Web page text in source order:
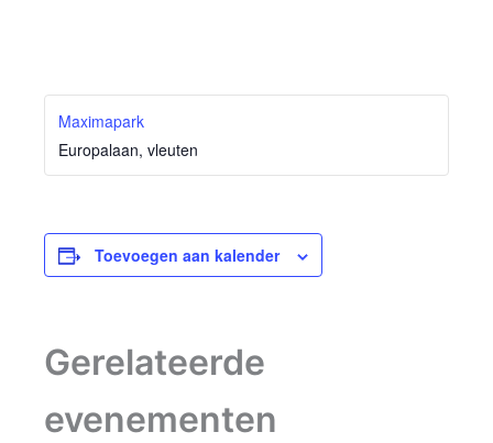
Maximapark
Europalaan, vleuten
Toevoegen aan kalender
Gerelateerde
evenementen